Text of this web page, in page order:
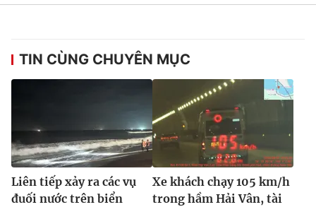
TIN CÙNG CHUYÊN MỤC
Liên tiếp xảy ra các vụ
đuối nước trên biển
Xe khách chạy 105 km/h
trong hầm Hải Vân, tài